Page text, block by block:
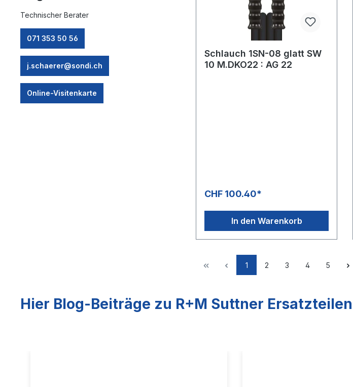
Technischer Berater
071 353 50 56
j.schaerer@sondi.ch
Online-Visitenkarte
Schlauch 1SN-08 glatt SW
10 M.DKO22 : AG 22
CHF 100.40*
In den Warenkorb
1 2 3 4 5
Hier Blog-Beiträge zu R+M Suttner